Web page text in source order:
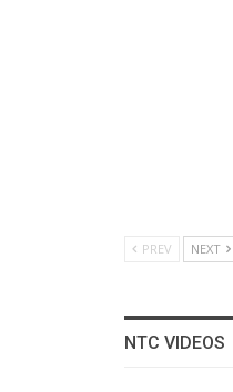
PREV NEXT
NTC VIDEOS